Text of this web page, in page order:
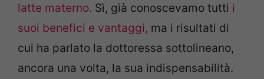
latte materno. Sì, già conoscevamo tutti i
suoi benefici e vantaggi, ma i risultati di
cui ha parlato la dottoressa sottolineano,
ancora una volta, la sua indispensabilità.